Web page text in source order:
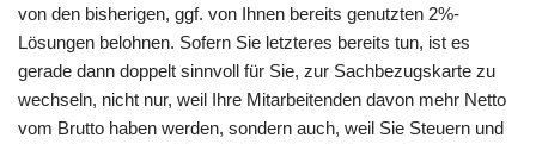
von den bisherigen, ggf. von Ihnen bereits genutzten 2%-
Lösungen belohnen. Sofern Sie letzteres bereits tun, ist es
gerade dann doppelt sinnvoll für Sie, zur Sachbezugskarte zu
wechseln, nicht nur, weil Ihre Mitarbeitenden davon mehr Netto
vom Brutto haben werden, sondern auch, weil Sie Steuern und